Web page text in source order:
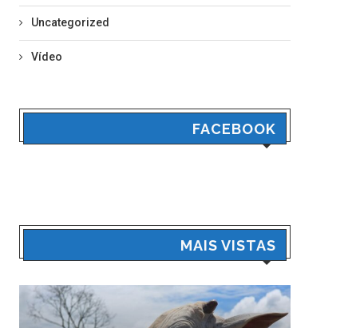
Uncategorized
Vídeo
FACEBOOK
MAIS VISTAS